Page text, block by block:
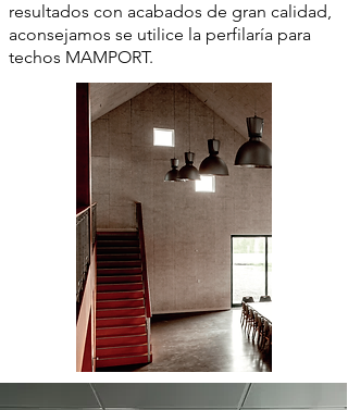
resultados con acabados de gran calidad,
aconsejamos se utilice la perfilaría para
techos MAMPORT.